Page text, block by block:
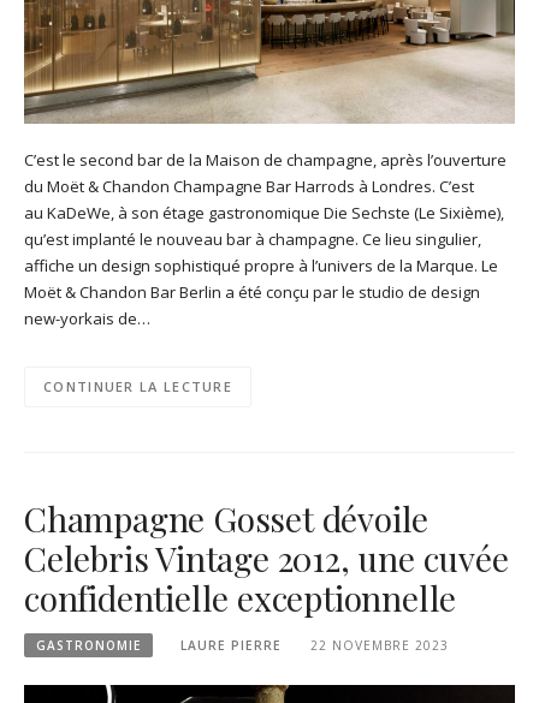
C’est le second bar de la Maison de champagne, après l’ouverture
du Moët & Chandon Champagne Bar Harrods à Londres. C’est
au KaDeWe, à son étage gastronomique Die Sechste (Le Sixième),
qu’est implanté le nouveau bar à champagne. Ce lieu singulier,
affiche un design sophistiqué propre à l’univers de la Marque. Le
Moët & Chandon Bar Berlin a été conçu par le studio de design
new-yorkais de…
CONTINUER LA LECTURE
Champagne Gosset dévoile
Celebris Vintage 2012, une cuvée
confidentielle exceptionnelle
GASTRONOMIE LAURE PIERRE 22 NOVEMBRE 2023